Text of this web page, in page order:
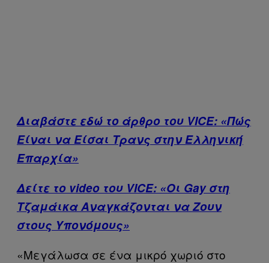
Διαβάστε εδώ το άρθρο του VICE: «Πώς
Είναι να Είσαι Τρανς στην Ελληνική
Επαρχία»
Δείτε το video του VICE: «Οι Gay στη
Τζαμάικα Αναγκάζονται να Ζουν
στους Υπονόμους»
«Μεγάλωσα σε ένα μικρό χωριό στο